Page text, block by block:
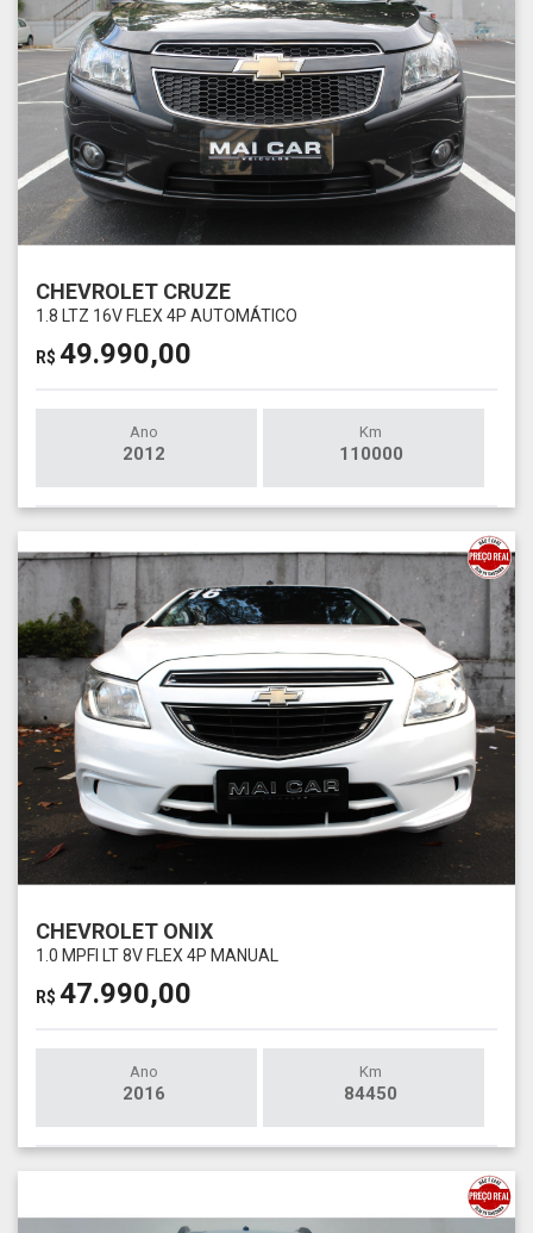
CHEVROLET CRUZE
1.8 LTZ 16V FLEX 4P AUTOMÁTICO
R$ 49.990,00
Ano
2012
Km
110000
CHEVROLET ONIX
1.0 MPFI LT 8V FLEX 4P MANUAL
R$ 47.990,00
Ano
2016
Km
84450